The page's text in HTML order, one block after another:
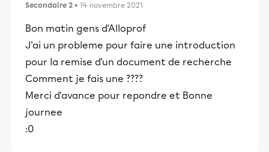
Secondaire 2 • 14 novembre 2021
Bon matin gens d'Alloprof
J'ai un probleme pour faire une introduction
pour la remise d'un document de recherche
Comment je fais une ????
Merci d'avance pour repondre et Bonne
journee
:0